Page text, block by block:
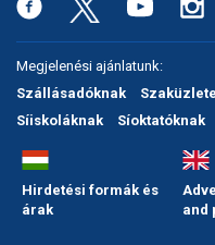
Megjelenési ajánlatunk:
Szállásadóknak
Síiskoláknak
Síoktatóknak
Hirdetési formák és
árak
and